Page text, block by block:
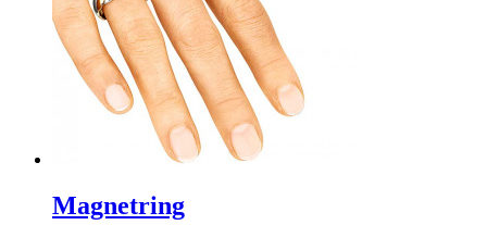
Magnetring